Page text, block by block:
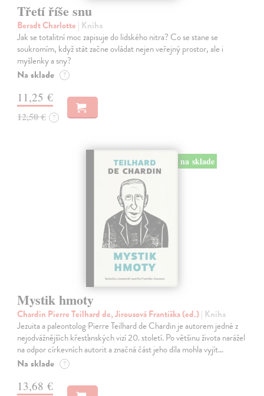
Třetí říše snu
Beradt Charlotte | Kniha
Jak se totalitní moc zapisuje do lidského nitra? Co se stane se
soukromím, když stát začne ovládat nejen veřejný prostor, ale i
myšlenky a sny?
Na sklade ?
11,25 €
12,50 € ?
na sklade
Mystik hmoty
Chardin Pierre Teilhard de, Jirousová Františka (ed.)| Kniha
Jezuita a paleontolog Pierre Teilhard de Chardin je autorem jedné z
nejodvážnějších křesťanských vizí 20. století. Po většinu života narážel
na odpor církevních autorit a značná část jeho díla mohla vyjít…
Na sklade ?
13,68 €